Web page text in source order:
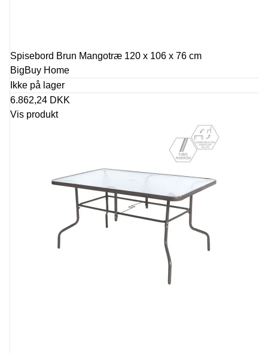
Spisebord Brun Mangotræ 120 x 106 x 76 cm
BigBuy Home
Ikke på lager
6.862,24 DKK
Vis produkt